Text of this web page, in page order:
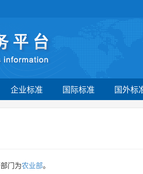
企业标准 国际标准 国外标
门为农业部。